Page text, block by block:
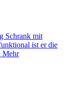
Schrank mit
ist er die
Mehr